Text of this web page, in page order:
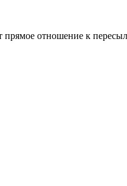
отношение к